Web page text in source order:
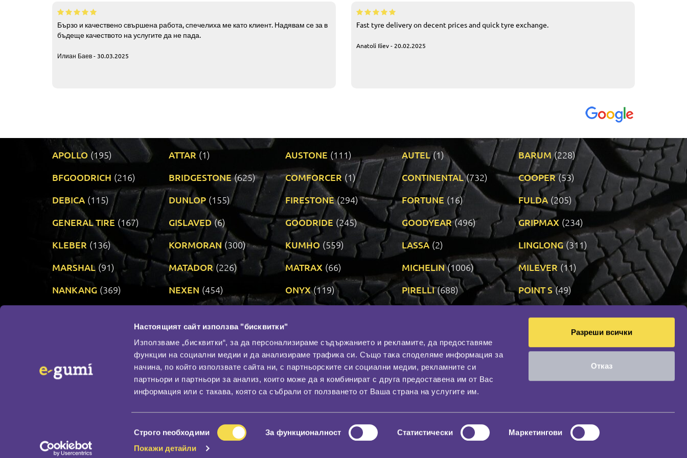
Настоящият сайт използва "бисквитки"
Използваме „бисквитки“, за да персонализираме съдържанието и рекламите, да предоставяме
функции на социални медии и да анализираме трафика си. Също така споделяме информация за
начина, по който използвате сайта ни, с партньорските си социални медии, рекламните си
партньори и партньори за анализ, които може да я комбинират с друга предоставена им от Вас
информация или с такава, която са събрали от ползването от Ваша страна на услугите им.
на
съгласие
Строго nеобходими За функционалност Статистически
Маркетингови
Покажи детайли
Разреши всички
Отказ
Бързо и качествено свършена работа, спечелиха ме като клиент. Надявам се за в
бъдеще качеството на услугите да не пада.
Илиан Баев - 30.03.2025
Fast tyre delivery on decent prices and quick tyre exchange.
Anatoli Iliev - 20.02.2025
APOLLO (195) ATTAR (1) AUSTONE (111) AUTEL (1) BARUM (228)
BFGOODRICH (216) BRIDGESTONE (625) COMFORCER (1) CONTINENTAL (732) COOPER (53)
DEBICA (115) DUNLOP (155) FIRESTONE (294) FORTUNE (16) FULDA (205)
GENERAL TIRE (167) GISLAVED (6) GOODRIDE (245) GOODYEAR (496) GRIPMAX (234)
KLEBER (136) KORMORAN (300) KUMHO (559) LASSA (2) LINGLONG (311)
MARSHAL (91) MATADOR (226) MATRAX (66) MICHELIN (1006) MILEVER (11)
NANKANG (369) NEXEN (454) ONYX (119) PIRELLI (688) POINT S (49)
VREDESTEIN (471)
По бранд
Промотирани гуми
Доставка и плащане
Политика за поверителност
Контакти
За нас
Гаранция
Социална мрежа
НАШИЯТ БЛОГ